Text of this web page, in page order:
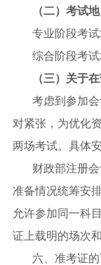
（二）考试地
专业阶段考试
综合阶段考试
（三）关于
考虑到参加
对紧张，为优化
两场考试。具体
财政部注册
准备情况统筹安
允许参加同一科
证上载明的场次
六、准考证